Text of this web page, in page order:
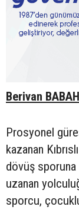
Berivan
Prosyonel
kazanan
dövüş sporuna
uzanan
sporcu,